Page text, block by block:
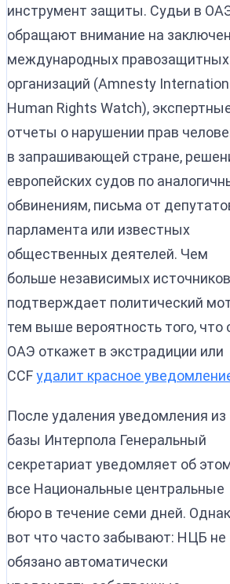
инструмент защиты. Судьи в
обращают внимание на
международных правозащитных
организаций (Amnesty
Human Rights Watch),
отчеты о нарушении прав
в запрашивающей стране,
европейских судов по
обвинениям, письма от
парламента или известных
общественных деятелей. Чем
больше независимых источников
подтверждает политический
тем выше вероятность того, что
ОАЭ откажет в экстрадиции или
CCFудалит красное
После удаления уведомления из
базы Интерпола Генеральный
секретариат уведомляет об
все Национальные центральные
бюро в течение семи дней.
вот что часто забывают: НЦБ не
обязано автоматически